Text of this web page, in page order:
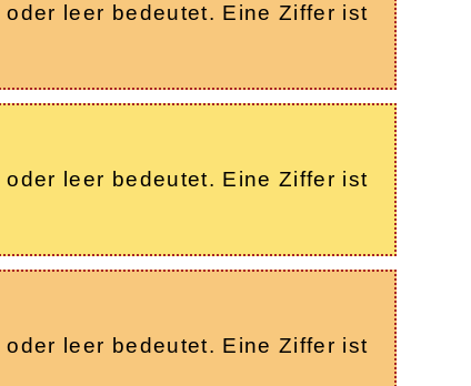
leer bedeutet. Eine Ziffer ist
leer bedeutet. Eine Ziffer ist
leer bedeutet. Eine Ziffer ist